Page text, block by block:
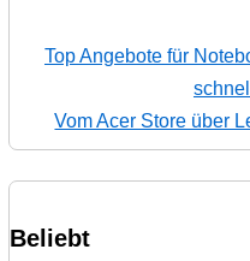
Top Angebote für
Vom Acer Store über
Beliebt